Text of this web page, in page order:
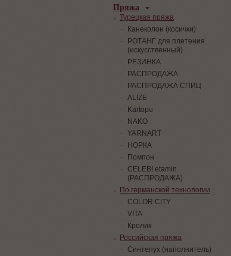
Пряжа
Турецкая пряжа
Канеколон (косички)
РОТАНГ для плетения
(искусственный)
PЕЗИНКА
РАСПРОДАЖА
РАСПРОДАЖА СПИЦ
ALIZE
Kartopu
NAKO
YARNART
НОРКА
Помпон
СELEBI etamin
(РАСПРОДАЖА)
По германской технологии
COLOR CITY
VITA
Кролик
Российская пряжа
Синтепух (наполнитель)